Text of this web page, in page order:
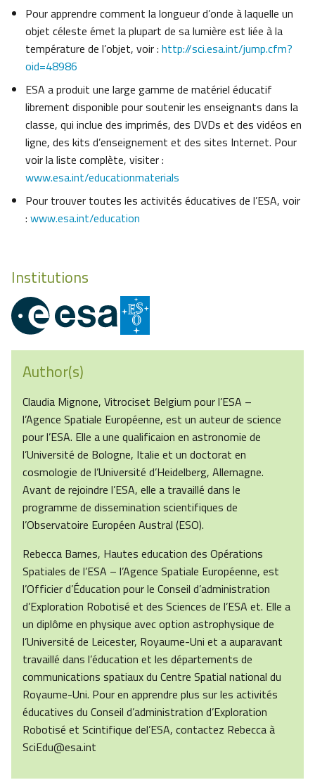
Pour apprendre comment la longueur d’onde à laquelle un
objet céleste émet la plupart de sa lumière est liée à la
température de l’objet, voir : http://sci.esa.int/jump.cfm?
oid=48986
ESA a produit une large gamme de matériel éducatif
librement disponible pour soutenir les enseignants dans la
classe, qui inclue des imprimés, des DVDs et des vidéos en
ligne, des kits d’enseignement et des sites Internet. Pour
voir la liste complète, visiter :
www.esa.int/educationmaterials
Pour trouver toutes les activités éducatives de l’ESA, voir
: www.esa.int/education
Institutions
Author(s)
Claudia Mignone, Vitrociset Belgium pour l’ESA –
l’Agence Spatiale Européenne, est un auteur de science
pour l’ESA. Elle a une qualificaion en astronomie de
l’Université de Bologne, Italie et un doctorat en
cosmologie de l’Université d’Heidelberg, Allemagne.
Avant de rejoindre l’ESA, elle a travaillé dans le
programme de dissemination scientifiques de
l’Observatoire Européen Austral (ESO).
Rebecca Barnes, Hautes education des Opérations
Spatiales de l’ESA – l’Agence Spatiale Européenne, est
l’Officier d’Éducation pour le Conseil d’administration
d’Exploration Robotisé et des Sciences de l’ESA et. Elle a
un diplôme en physique avec option astrophysique de
l’Université de Leicester, Royaume-Uni et a auparavant
travaillé dans l’éducation et les départements de
communications spatiaux du Centre Spatial national du
Royaume-Uni. Pour en apprendre plus sur les activités
éducatives du Conseil d’administration d’Exploration
Robotisé et Scintifique del’ESA, contactez Rebecca à
SciEdu@esa.int